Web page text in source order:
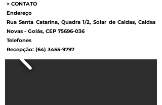
> CONTATO
Endereço
Rua Santa Catarina, Quadra 1/2, Solar de Caldas, Caldas
Novas - Goiás, CEP 75696-036
Telefones
Recepção: (64) 3455-9797